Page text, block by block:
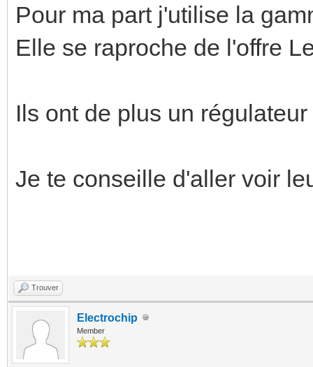
Pour ma part j'utilise la
Elle se raproche de l'offre
Ils ont de plus un
Je te conseille d'aller voir
Trouver
Electrochip
Member